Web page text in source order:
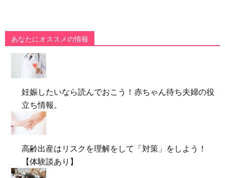
あなたにオススメの情報
妊娠したいなら読んでおこう！赤ちゃん待ち夫婦の役
立ち情報。
高齢出産はリスクを理解をして「対策」をしよう！
【体験談あり】